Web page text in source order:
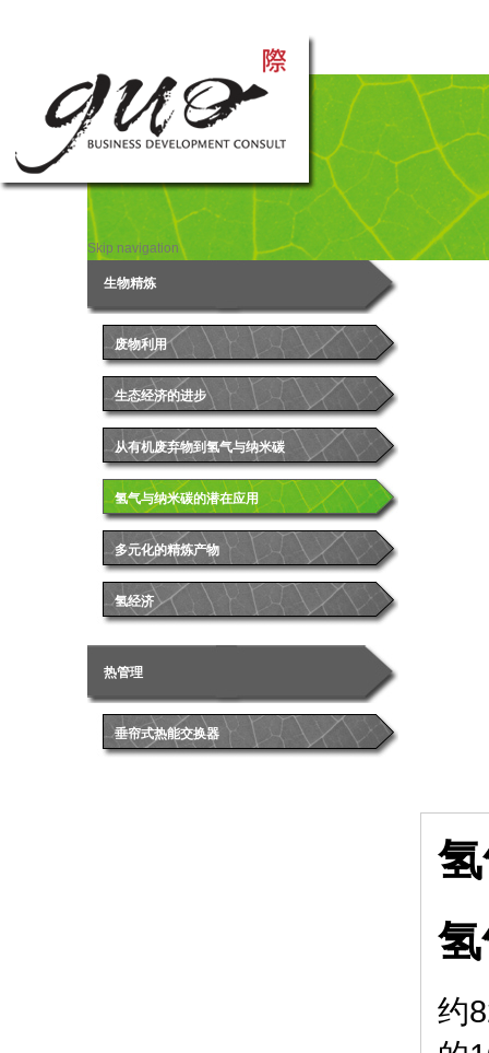
Skip navigation
生物精炼
废物利用
生态经济的进步
从有机废弃物到氢气与纳米碳
氢气与纳米碳的潜在应用
多元化的精炼产物
氢经济
热管理
垂帘式热能交换器
约